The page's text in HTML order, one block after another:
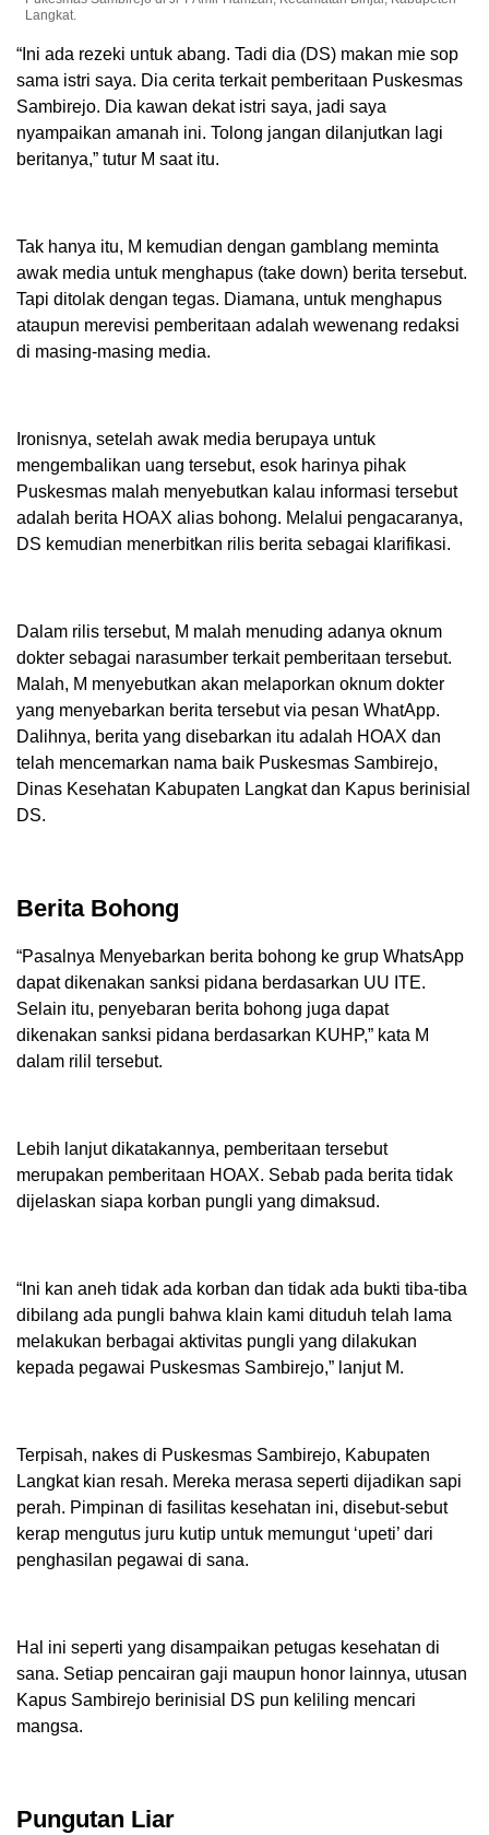
Langkat.
“Ini ada rezeki untuk abang. Tadi dia (DS) makan mie sop
sama istri saya. Dia cerita terkait pemberitaan Puskesmas
Sambirejo. Dia kawan dekat istri saya, jadi saya
nyampaikan amanah ini. Tolong jangan dilanjutkan lagi
beritanya,” tutur M saat itu.
Tak hanya itu, M kemudian dengan gamblang meminta
awak media untuk menghapus (take down) berita tersebut.
Tapi ditolak dengan tegas. Diamana, untuk menghapus
ataupun merevisi pemberitaan adalah wewenang redaksi
di masing-masing media.
Ironisnya, setelah awak media berupaya untuk
mengembalikan uang tersebut, esok harinya pihak
Puskesmas malah menyebutkan kalau informasi tersebut
adalah berita HOAX alias bohong. Melalui pengacaranya,
DS kemudian menerbitkan rilis berita sebagai klarifikasi.
Dalam rilis tersebut, M malah menuding adanya oknum
dokter sebagai narasumber terkait pemberitaan tersebut.
Malah, M menyebutkan akan melaporkan oknum dokter
yang menyebarkan berita tersebut via pesan WhatApp.
Dalihnya, berita yang disebarkan itu adalah HOAX dan
telah mencemarkan nama baik Puskesmas Sambirejo,
Dinas Kesehatan Kabupaten Langkat dan Kapus berinisial
DS.
Berita Bohong
“Pasalnya Menyebarkan berita bohong ke grup WhatsApp
dapat dikenakan sanksi pidana berdasarkan UU ITE.
Selain itu, penyebaran berita bohong juga dapat
dikenakan sanksi pidana berdasarkan KUHP,” kata M
dalam rilil tersebut.
Lebih lanjut dikatakannya, pemberitaan tersebut
merupakan pemberitaan HOAX. Sebab pada berita tidak
dijelaskan siapa korban pungli yang dimaksud.
“Ini kan aneh tidak ada korban dan tidak ada bukti tiba-tiba
dibilang ada pungli bahwa klain kami dituduh telah lama
melakukan berbagai aktivitas pungli yang dilakukan
kepada pegawai Puskesmas Sambirejo,” lanjut M.
Terpisah, nakes di Puskesmas Sambirejo, Kabupaten
Langkat kian resah. Mereka merasa seperti dijadikan sapi
perah. Pimpinan di fasilitas kesehatan ini, disebut-sebut
kerap mengutus juru kutip untuk memungut ‘upeti’ dari
penghasilan pegawai di sana.
Hal ini seperti yang disampaikan petugas kesehatan di
sana. Setiap pencairan gaji maupun honor lainnya, utusan
Kapus Sambirejo berinisial DS pun keliling mencari
mangsa.
Pungutan Liar